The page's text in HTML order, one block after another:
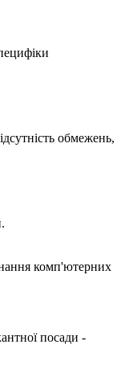
обмежень,
комп'ютерних
посади -